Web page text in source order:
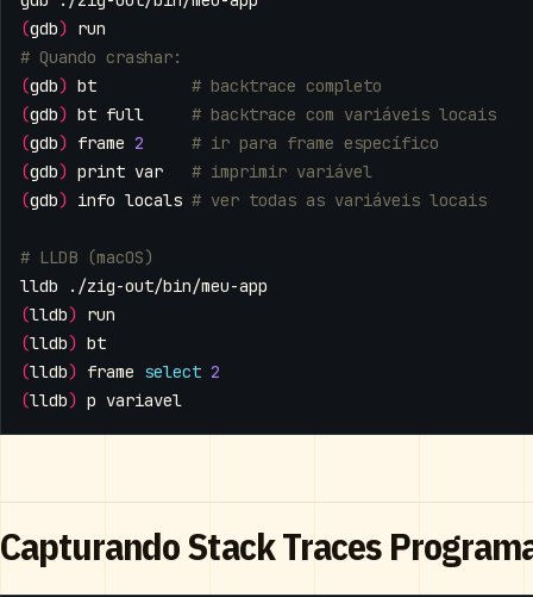
(gdb)
# Quando crashar:
(gdb) bt # backtrace completo
(gdb) bt full # backtrace com variáveis locais
(gdb) frame 2
# ir para frame específico
(gdb) print var # imprimir variável
(gdb) info locals # ver todas as variáveis locais
# LLDB (macOS)
(lldb)
(lldb)
(lldb) frame select 2
(lldb)
Capturando Stack Traces